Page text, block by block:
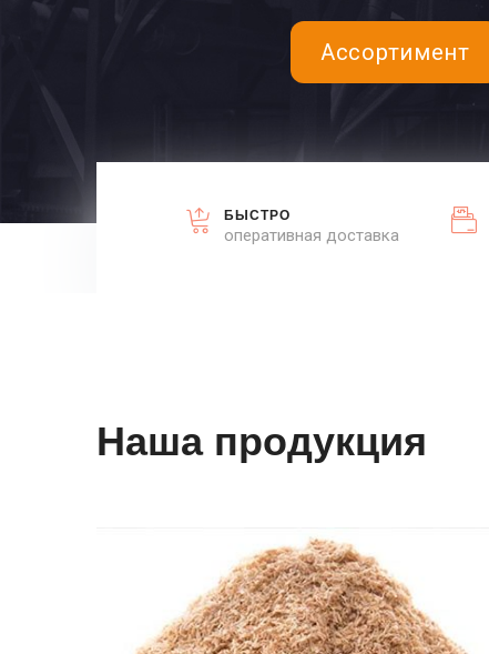
Ассортимент
БЫСТРО
оперативная доставка
Наша продукция